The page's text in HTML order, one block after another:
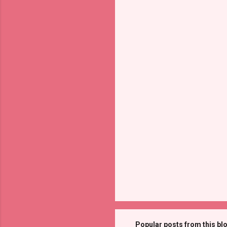
Popular posts from this